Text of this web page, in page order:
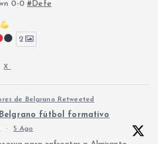
0-0#Defe
2
X
de Belgrano Retweeted
fútbol formativo
· 5 Ago